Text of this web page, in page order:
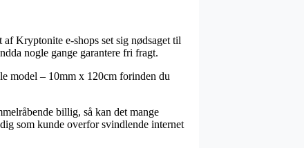
Kryptonite e-shops set sig nødsaget til
nogle gange garantere fri fragt.
model – 10mm x 120cm forinden du
billig, så kan det mange
som kunde overfor svindlende internet